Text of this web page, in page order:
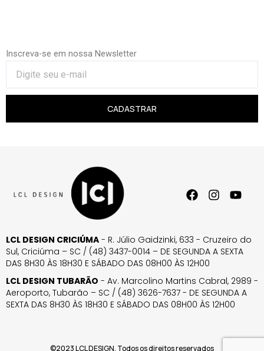
Inscreva-se em nossa Newsletter
CADASTRAR
LCL DESIGN CRICIÚMA - R. Júlio Gaidzinki, 633 - Cruzeiro do
Sul, Criciúma – SC / (48) 3437-0014 – DE SEGUNDA A SEXTA
DAS 8H30 ÀS 18H30 E SÁBADO DAS 08H00 ÀS 12H00
LCL DESIGN TUBARÃO - Av. Marcolino Martins Cabral, 2989 -
Aeroporto, Tubarão – SC / (48) 3626-7637 - DE SEGUNDA A
SEXTA DAS 8H30 ÀS 18H30 E SÁBADO DAS 08H00 ÀS 12H00
©2023 LCL DESIGN. Todos os direitos reservados